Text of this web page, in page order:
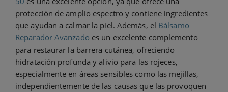
protección de amplio espectro y contiene ingredientes
que ayudan a calmar la piel. Además, el Bálsamo
Reparador Avanzado es un excelente complemento
para restaurar la barrera cutánea, ofreciendo
hidratación profunda y alivio para las rojeces,
especialmente en áreas sensibles como las mejillas,
independientemente de las causas que las provoquen